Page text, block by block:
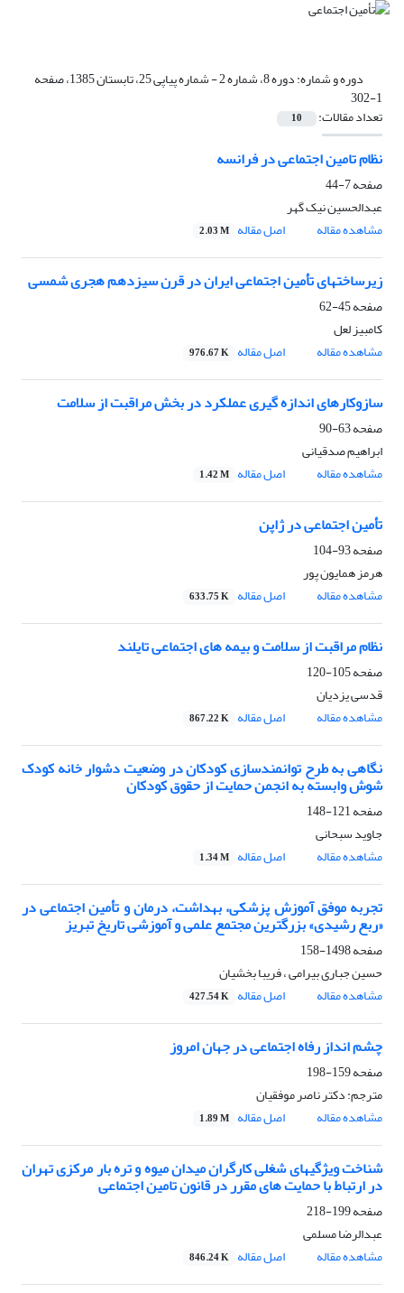
دوره و شماره: دوره 8، شماره 2 - شماره پیاپی 25، تابستان 1385، صفحه
1-302
تعداد مقالات: 10
نظام تامین اجتماعی در فرانسه
صفحه7-44
عبدالحسین نیک گهر
مشاهده مقاله
اصل مقاله 2.03 M
زیرساختهای تأمین اجتماعی ایران در قرن سیزدهم هجری شمسی
صفحه45-62
کامبیز لعل
مشاهده مقاله
اصل مقاله 976.67 K
سازوکارهای اندازه گیری عملکرد در بخش مراقبت از سلامت
صفحه63-90
ابراهیم صدقیانی
مشاهده مقاله
اصل مقاله 1.42 M
تأمین اجتماعی در ژاپن
صفحه93-104
هرمز همایون پور
مشاهده مقاله
اصل مقاله 633.75 K
نظام مراقبت از سلامت و بیمه های اجتماعی تایلند
صفحه105-120
قدسی یزدیان
مشاهده مقاله
اصل مقاله 867.22 K
نگاهی به طرح توانمندسازی کودکان در وضعیت دشوار خانه کودک
شوش وابسته به انجمن حمایت از حقوق کودکان
صفحه121-148
جاوید سبحانی
مشاهده مقاله
اصل مقاله 1.34 M
تجربه موفق آموزش پزشکی، بهداشت، درمان و تأمین اجتماعی در
«ربع رشیدی» بزرگترین مجتمع علمی و آموزشی تاریخ تبریز
صفحه1498-158
حسین جباری بیرامی ، فریبا بخشیان
مشاهده مقاله
اصل مقاله 427.54 K
چشم انداز رفاه اجتماعی در جهان امروز
صفحه159-198
مترجم: دکتر ناصر موفقیان
مشاهده مقاله
اصل مقاله 1.89 M
شناخت ویژگیهای شغلی کارگران میدان میوه و تره بار مرکزی تهران
در ارتباط با حمایت های مقرر در قانون تامین اجتماعی
صفحه199-218
عبدالرضا مسلمی
مشاهده مقاله
اصل مقاله 846.24 K